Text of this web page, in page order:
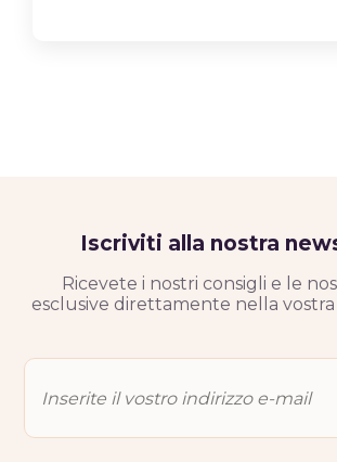
Iscriviti alla nostra
Ricevete i nostri consigli e le
esclusive direttamente nella vostra